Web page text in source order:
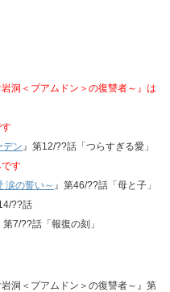
洞＜プアムドン＞の復讐者～』は
す
デン』第12/??話「つらすぎる愛」
す
涙の誓い～ 』第46/??話「母と子」
??話
第7/??話「報復の刻」
洞＜プアムドン＞の復讐者～』第